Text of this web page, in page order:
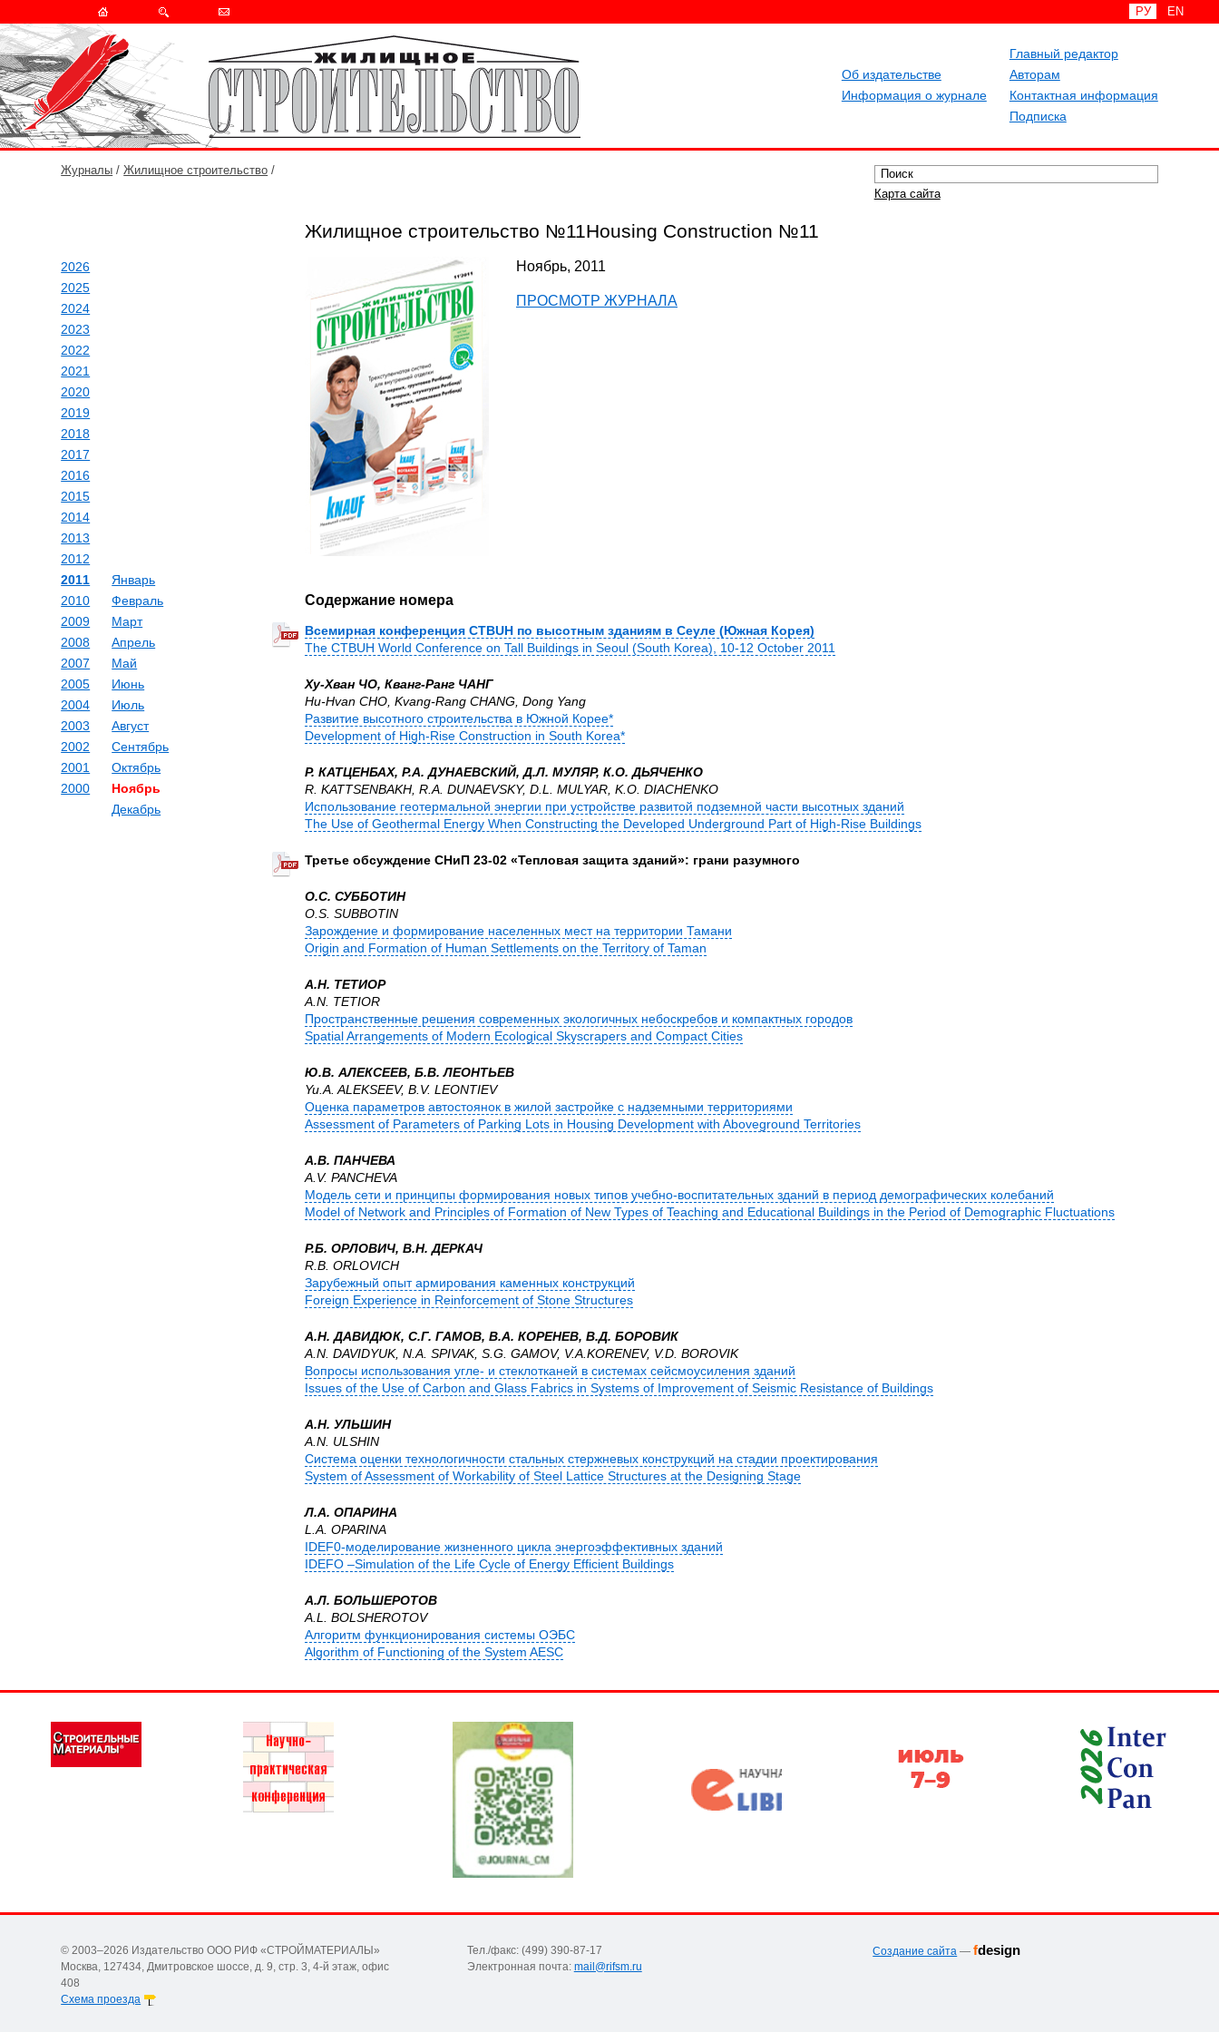
РУ EN
Об издательстве
Информация о журнале
Главный редактор
Авторам
Контактная информация
Подписка
Журналы /Жилищное строительство /
Карта сайта
Жилищное строительство №11Housing Construction №11
2026
2025
2024
2023
2022
2021
2020
2019
2018
2017
2016
2015
2014
2013
2012
2011
Январь
Февраль
Март
Апрель
Май
Июнь
Июль
Август
Сентябрь
Октябрь
Ноябрь
Декабрь
2010
2009
2008
2007
2005
2004
2003
2002
2001
2000
Ноябрь, 2011
ПРОСМОТР ЖУРНАЛА
Содержание номера
Всемирная конференция CTBUH по высотным зданиям в Сеуле (Южная Корея)
The CTBUH World Conference on Tall Buildings in Seoul (South Korea), 10-12 October 2011
Ху-Хван ЧО, Кванг-Ранг ЧАНГ
Hu-Hvan CHO, Kvang-Rang CHANG, Dong Yang
Развитие высотного строительства в Южной Корее*
Development of High-Rise Construction in South Korea*
Р. КАТЦЕНБАХ, Р.А. ДУНАЕВСКИЙ, Д.Л. МУЛЯР, К.О. ДЬЯЧЕНКО
R. KATTSENBAKH, R.A. DUNAEVSKY, D.L. MULYAR, K.O. DIACHENKO
Использование геотермальной энергии при устройстве развитой подземной части высотных зданий
The Use of Geothermal Energy When Constructing the Developed Underground Part of High-Rise Buildings
Третье обсуждение СНиП 23-02 «Тепловая защита зданий»: грани разумного
О.С. СУББОТИН
O.S. SUBBOTIN
Зарождение и формирование населенных мест на территории Тамани
Origin and Formation of Human Settlements on the Territory of Taman
А.Н. ТЕТИОР
A.N. TETIOR
Пространственные решения современных экологичных небоскребов и компактных городов
Spatial Arrangements of Modern Ecological Skyscrapers and Compact Cities
Ю.В. АЛЕКСЕЕВ, Б.В. ЛЕОНТЬЕВ
Yu.A. ALEKSEEV, B.V. LEONTIEV
Оценка параметров автостоянок в жилой застройке с надземными территориями
Assessment of Parameters of Parking Lots in Housing Development with Aboveground Territories
А.В. ПАНЧЕВА
A.V. PANCHEVA
Модель сети и принципы формирования новых типов учебно-воспитательных зданий в период демографических колебаний
Model of Network and Principles of Formation of New Types of Teaching and Educational Buildings in the Period of Demographic Fluctuations
Р.Б. ОРЛОВИЧ, В.Н. ДЕРКАЧ
R.B. ORLOVICH
Зарубежный опыт армирования каменных конструкций
Foreign Experience in Reinforcement of Stone Structures
А.Н. ДАВИДЮК, С.Г. ГАМОВ, В.А. КОРЕНЕВ, В.Д. БОРОВИК
A.N. DAVIDYUK, N.A. SPIVAK, S.G. GAMOV, V.A.KORENEV, V.D. BOROVIK
Вопросы использования угле- и стеклотканей в системах сейсмоусиления зданий
Issues of the Use of Carbon and Glass Fabrics in Systems of Improvement of Seismic Resistance of Buildings
А.Н. УЛЬШИН
A.N. ULSHIN
Система оценки технологичности стальных стержневых конструкций на стадии проектирования
System of Assessment of Workability of Steel Lattice Structures at the Designing Stage
Л.А. ОПАРИНА
L.A. OPARINA
IDEF0-моделирование жизненного цикла энергоэффективных зданий
IDEFO –Simulation of the Life Cycle of Energy Efficient Buildings
А.Л. БОЛЬШЕРОТОВ
A.L. BOLSHEROTOV
Алгоритм функционирования системы ОЭБС
Algorithm of Functioning of the System AESC
© 2003–2026 Издательство ООО РИФ «СТРОЙМАТЕРИАЛЫ»
Москва, 127434, Дмитровское шоссе, д. 9, стр. 3, 4-й этаж, офис
408
Схема проезда
Тел./факс: (499) 390-87-17
Электронная почта: mail@rifsm.ru
Создание сайта —fdesign